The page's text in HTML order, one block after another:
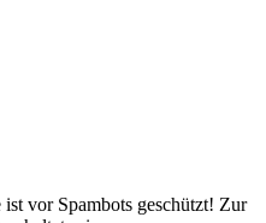
vor Spambots geschützt! Zur